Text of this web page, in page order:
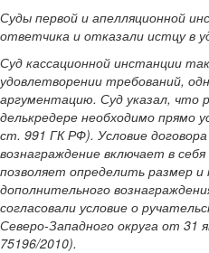
Суды первой и апелляционной
ответчика и отказали истцу в
Суд кассационной инстанции
удовлетворении требований,
аргументацию. Суд указал, что
делькредере необходимо прямо
ст. 991 ГК РФ). Условие
вознаграждение включает в
позволяет определить размер
дополнительного
согласовали условие о
Северо-Западного округа от 31
75196/2010).